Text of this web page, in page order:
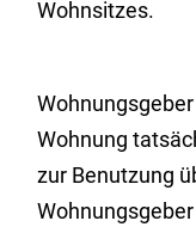
Wohnsitzes.
Wohnung
zur Benutzung